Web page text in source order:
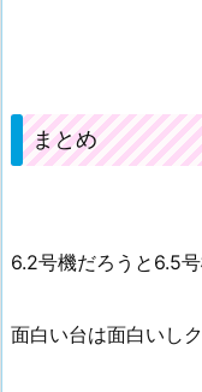
まとめ
6.2号機だろうと6.5
面白い台は面白いし